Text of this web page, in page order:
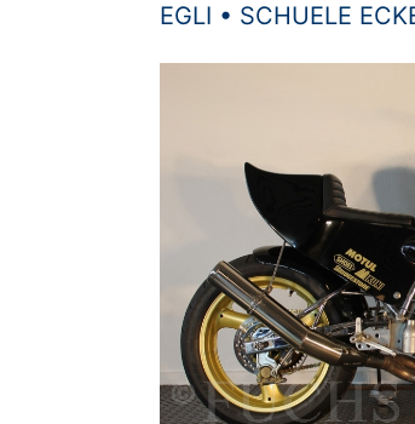
EGLI • SCHUELE